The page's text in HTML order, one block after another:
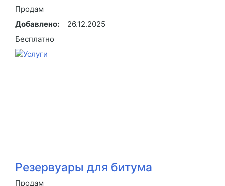
Продам
Добавлено:
26.12.2025
Бесплатно
Резервуары для битума
Продам